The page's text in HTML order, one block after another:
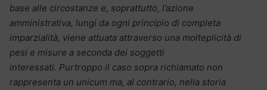
base alle circostanze e, soprattutto, l’azione
amministrativa, lungi da ogni principio di completa
imparzialità, viene attuata attraverso una molteplicità di
pesi e misure a seconda dei soggetti
interessati. Purtroppo il caso sopra richiamato non
rappresenta un unicum ma, al contrario, nella storia